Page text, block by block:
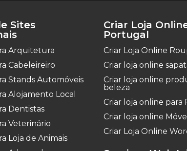
Sites
Arquitetura
Cabeleireiro
Stands Automóveis
Alojamento Local
Dentistas
Veterinário
Loja de Animais
Criar Loja
Portugal
Criar Loja Online
Criar loja online
Criar loja online
beleza
Criar loja online para
Criar loja online
Criar Loja Online